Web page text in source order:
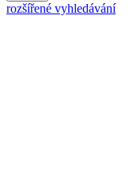
rozšířené vyhledávání